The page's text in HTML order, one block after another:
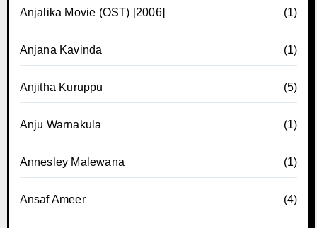
Anjalika Movie (OST) [2006] (1)
Anjana Kavinda (1)
Anjitha Kuruppu (5)
Anju Warnakula (1)
Annesley Malewana (1)
Ansaf Ameer (4)